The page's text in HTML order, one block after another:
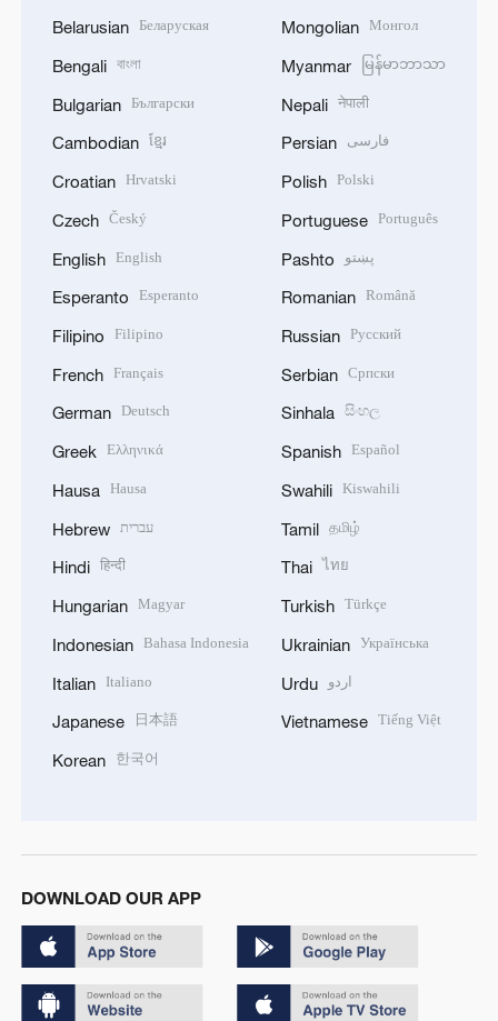
Belarusian Беларуская
Bengali বাংলা
Bulgarian Български
Cambodian ខ្មែរ
Croatian Hrvatski
Czech Český
English English
Esperanto Esperanto
Filipino Filipino
French Français
German Deutsch
Greek Ελληνικά
Hausa Hausa
Hebrew עברית
Hindi हिन्दी
Hungarian Magyar
Indonesian Bahasa Indonesia
Italian Italiano
Japanese 日本語
Korean 한국어
Mongolian Монгол
Myanmar မြန်မာဘာသာ
Nepali नेपाली
Persian فارسی
Polish Polski
Portuguese Português
Pashto پښتو
Romanian Română
Russian Русский
Serbian Српски
Sinhala සිංහල
Spanish Español
Swahili Kiswahili
Tamil தமிழ்
Thai ไทย
Turkish Türkçe
Ukrainian Українська
Urdu اردو
Vietnamese Tiếng Việt
DOWNLOAD OUR APP